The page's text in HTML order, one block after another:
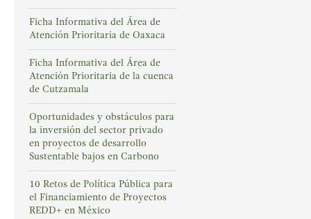
Ficha Informativa del Área de
Atención Prioritaria de Oaxaca
Ficha Informativa del Área de
Atención Prioritaria de la cuenca
de Cutzamala
Oportunidades y obstáculos para
la inversión del sector privado
en proyectos de desarrollo
Sustentable bajos en Carbono
10 Retos de Política Pública para
el Financiamiento de Proyectos
REDD+ en México